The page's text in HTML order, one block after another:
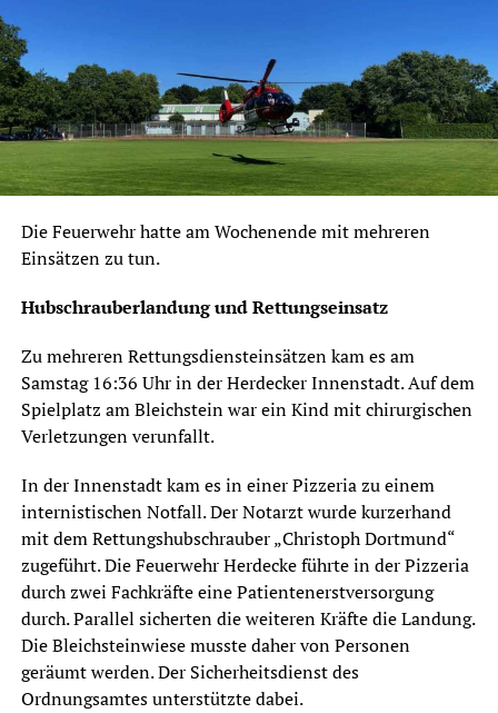
Die Feuerwehr hatte am Wochenende mit mehreren
Einsätzen zu tun.
Hubschrauberlandung und Rettungseinsatz
Zu mehreren Rettungsdiensteinsätzen kam es am
Samstag 16:36 Uhr in der Herdecker Innenstadt. Auf dem
Spielplatz am Bleichstein war ein Kind mit chirurgischen
Verletzungen verunfallt.
In der Innenstadt kam es in einer Pizzeria zu einem
internistischen Notfall. Der Notarzt wurde kurzerhand
mit dem Rettungshubschrauber „Christoph Dortmund“
zugeführt. Die Feuerwehr Herdecke führte in der Pizzeria
durch zwei Fachkräfte eine Patientenerstversorgung
durch. Parallel sicherten die weiteren Kräfte die Landung.
Die Bleichsteinwiese musste daher von Personen
geräumt werden. Der Sicherheitsdienst des
Ordnungsamtes unterstützte dabei.